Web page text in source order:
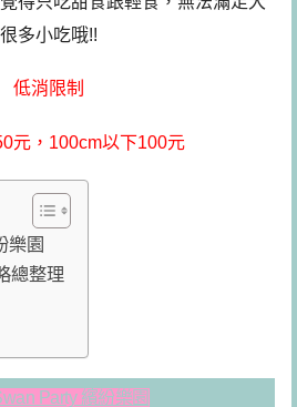
多小吃哦!!
低消限制
元，100cm以下100元
樂園
總整理
Party 繽紛樂園